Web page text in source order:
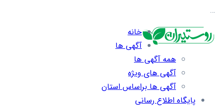
…
خانه
آگهی ها
همه آگهی ها
آگهی های ویژه
آگهی ها براساس استان
پایگاه اطلاع رسانی